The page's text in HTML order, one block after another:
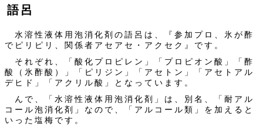
語呂
水溶性液体用泡消化剤の語呂は、『参加プロ、氷が酢
でピリピリ、関係者アセアセ・アクセク』です。
それぞれ、「酸化プロピレン」「プロピオン酸」「酢
酸（氷酢酸）」「ピリジン」「アセトン」「アセトアル
デヒド」「アクリル酸」となっています。
んで、「水溶性液体用泡消化剤」は、別名、「耐アル
コール泡消化剤」なので、「アルコール類」を加えると
いった塩梅です。